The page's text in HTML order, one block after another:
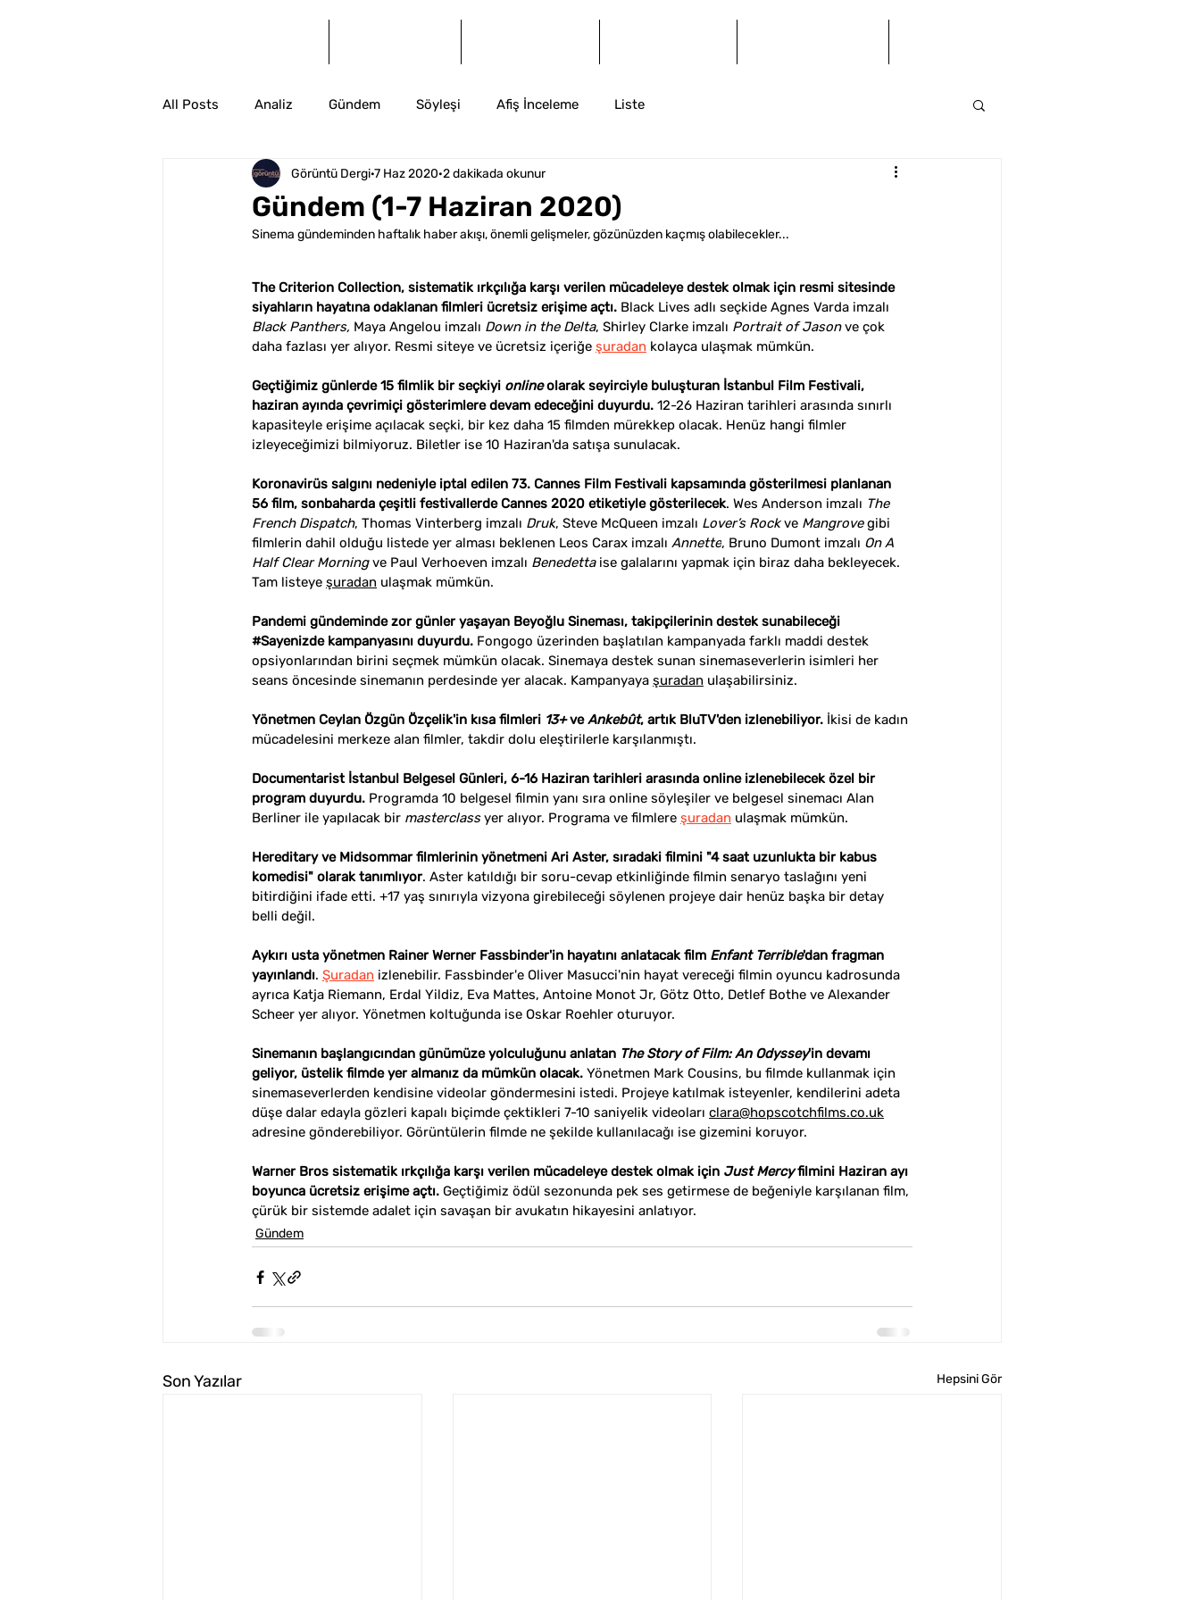
All Posts Analiz Gündem Söyleşi Afiş İnceleme Liste
Gündem (1-7 Haziran 2020)
Görüntü Dergi 7 Haz 2020 2 dakikada okunur
Sinema gündeminden haftalık haber akışı, önemli gelişmeler, gözünüzden kaçmış olabilecekler...
The Criterion Collection, sistematik ırkçılığa karşı verilen mücadeleye destek olmak için resmi sitesinde
siyahların hayatına odaklanan filmleri ücretsiz erişime açtı. Black Lives adlı seçkide Agnes Varda imzalı
Black Panthers, Maya Angelou imzalı Down in the Delta, Shirley Clarke imzalı Portrait of Jason ve çok
daha fazlası yer alıyor. Resmi siteye ve ücretsiz içeriğe şuradan kolayca ulaşmak mümkün.
Geçtiğimiz günlerde 15 filmlik bir seçkiyi online olarak seyirciyle buluşturan İstanbul Film Festivali,
haziran ayında çevrimiçi gösterimlere devam edeceğini duyurdu. 12-26 Haziran tarihleri arasında sınırlı
kapasiteyle erişime açılacak seçki, bir kez daha 15 filmden mürekkep olacak. Henüz hangi filmler
izleyeceğimizi bilmiyoruz. Biletler ise 10 Haziran'da satışa sunulacak.
Koronavirüs salgını nedeniyle iptal edilen 73. Cannes Film Festivali kapsamında gösterilmesi planlanan
56 film, sonbaharda çeşitli festivallerde Cannes 2020 etiketiyle gösterilecek. Wes Anderson imzalı The
French Dispatch, Thomas Vinterberg imzalı Druk, Steve McQueen imzalı Lover’s Rock ve Mangrove gibi
filmlerin dahil olduğu listede yer alması beklenen Leos Carax imzalı Annette, Bruno Dumont imzalı On A
Half Clear Morning ve Paul Verhoeven imzalı Benedetta ise galalarını yapmak için biraz daha bekleyecek.
Tam listeye şuradan ulaşmak mümkün.
Pandemi gündeminde zor günler yaşayan Beyoğlu Sineması, takipçilerinin destek sunabileceği
#Sayenizde kampanyasını duyurdu. Fongogo üzerinden başlatılan kampanyada farklı maddi destek
opsiyonlarından birini seçmek mümkün olacak. Sinemaya destek sunan sinemaseverlerin isimleri her
seans öncesinde sinemanın perdesinde yer alacak. Kampanyaya şuradan ulaşabilirsiniz.
Yönetmen Ceylan Özgün Özçelik'in kısa filmleri 13+ ve Ankebût, artık BluTV'den izlenebiliyor. İkisi de kadın
mücadelesini merkeze alan filmler, takdir dolu eleştirilerle karşılanmıştı.
Documentarist İstanbul Belgesel Günleri, 6-16 Haziran tarihleri arasında online izlenebilecek özel bir
program duyurdu. Programda 10 belgesel filmin yanı sıra online söyleşiler ve belgesel sinemacı Alan
Berliner ile yapılacak bir masterclass yer alıyor. Programa ve filmlere şuradan ulaşmak mümkün.
Hereditary ve Midsommar filmlerinin yönetmeni Ari Aster, sıradaki filmini "4 saat uzunlukta bir kabus
komedisi" olarak tanımlıyor. Aster katıldığı bir soru-cevap etkinliğinde filmin senaryo taslağını yeni
bitirdiğini ifade etti. +17 yaş sınırıyla vizyona girebileceği söylenen projeye dair henüz başka bir detay
belli değil.
Aykırı usta yönetmen Rainer Werner Fassbinder'in hayatını anlatacak film Enfant Terrible'dan fragman
yayınlandı. Şuradan izlenebilir. Fassbinder'e Oliver Masucci'nin hayat vereceği filmin oyuncu kadrosunda
ayrıca Katja Riemann, Erdal Yildiz, Eva Mattes, Antoine Monot Jr, Götz Otto, Detlef Bothe ve Alexander
Scheer yer alıyor. Yönetmen koltuğunda ise Oskar Roehler oturuyor.
Sinemanın başlangıcından günümüze yolculuğunu anlatan The Story of Film: An Odyssey'in devamı
geliyor, üstelik filmde yer almanız da mümkün olacak. Yönetmen Mark Cousins, bu filmde kullanmak için
sinemaseverlerden kendisine videolar göndermesini istedi. Projeye katılmak isteyenler, kendilerini adeta
düşe dalar edayla gözleri kapalı biçimde çektikleri 7-10 saniyelik videoları clara@hopscotchfilms.co.uk
adresine gönderebiliyor. Görüntülerin filmde ne şekilde kullanılacağı ise gizemini koruyor.
Warner Bros sistematik ırkçılığa karşı verilen mücadeleye destek olmak için Just Mercy filmini Haziran ayı
boyunca ücretsiz erişime açtı. Geçtiğimiz ödül sezonunda pek ses getirmese de beğeniyle karşılanan film,
çürük bir sistemde adalet için savaşan bir avukatın hikayesini anlatıyor.
Gündem
Son Yazılar Hepsini Gör